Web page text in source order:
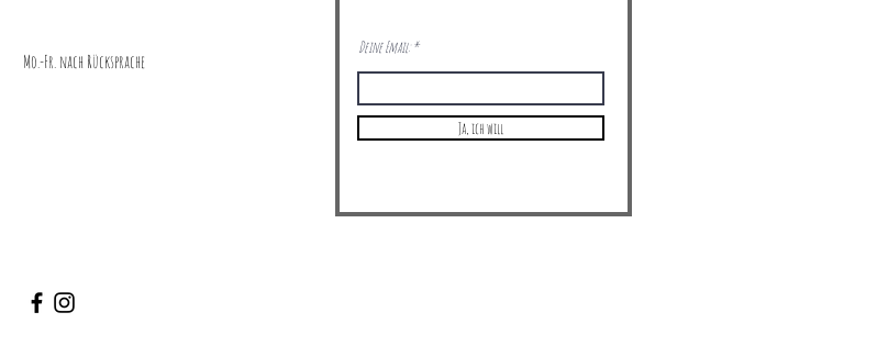
Mo.-Fr. nach Rücksprache
Deine Email:
Ja, ich will